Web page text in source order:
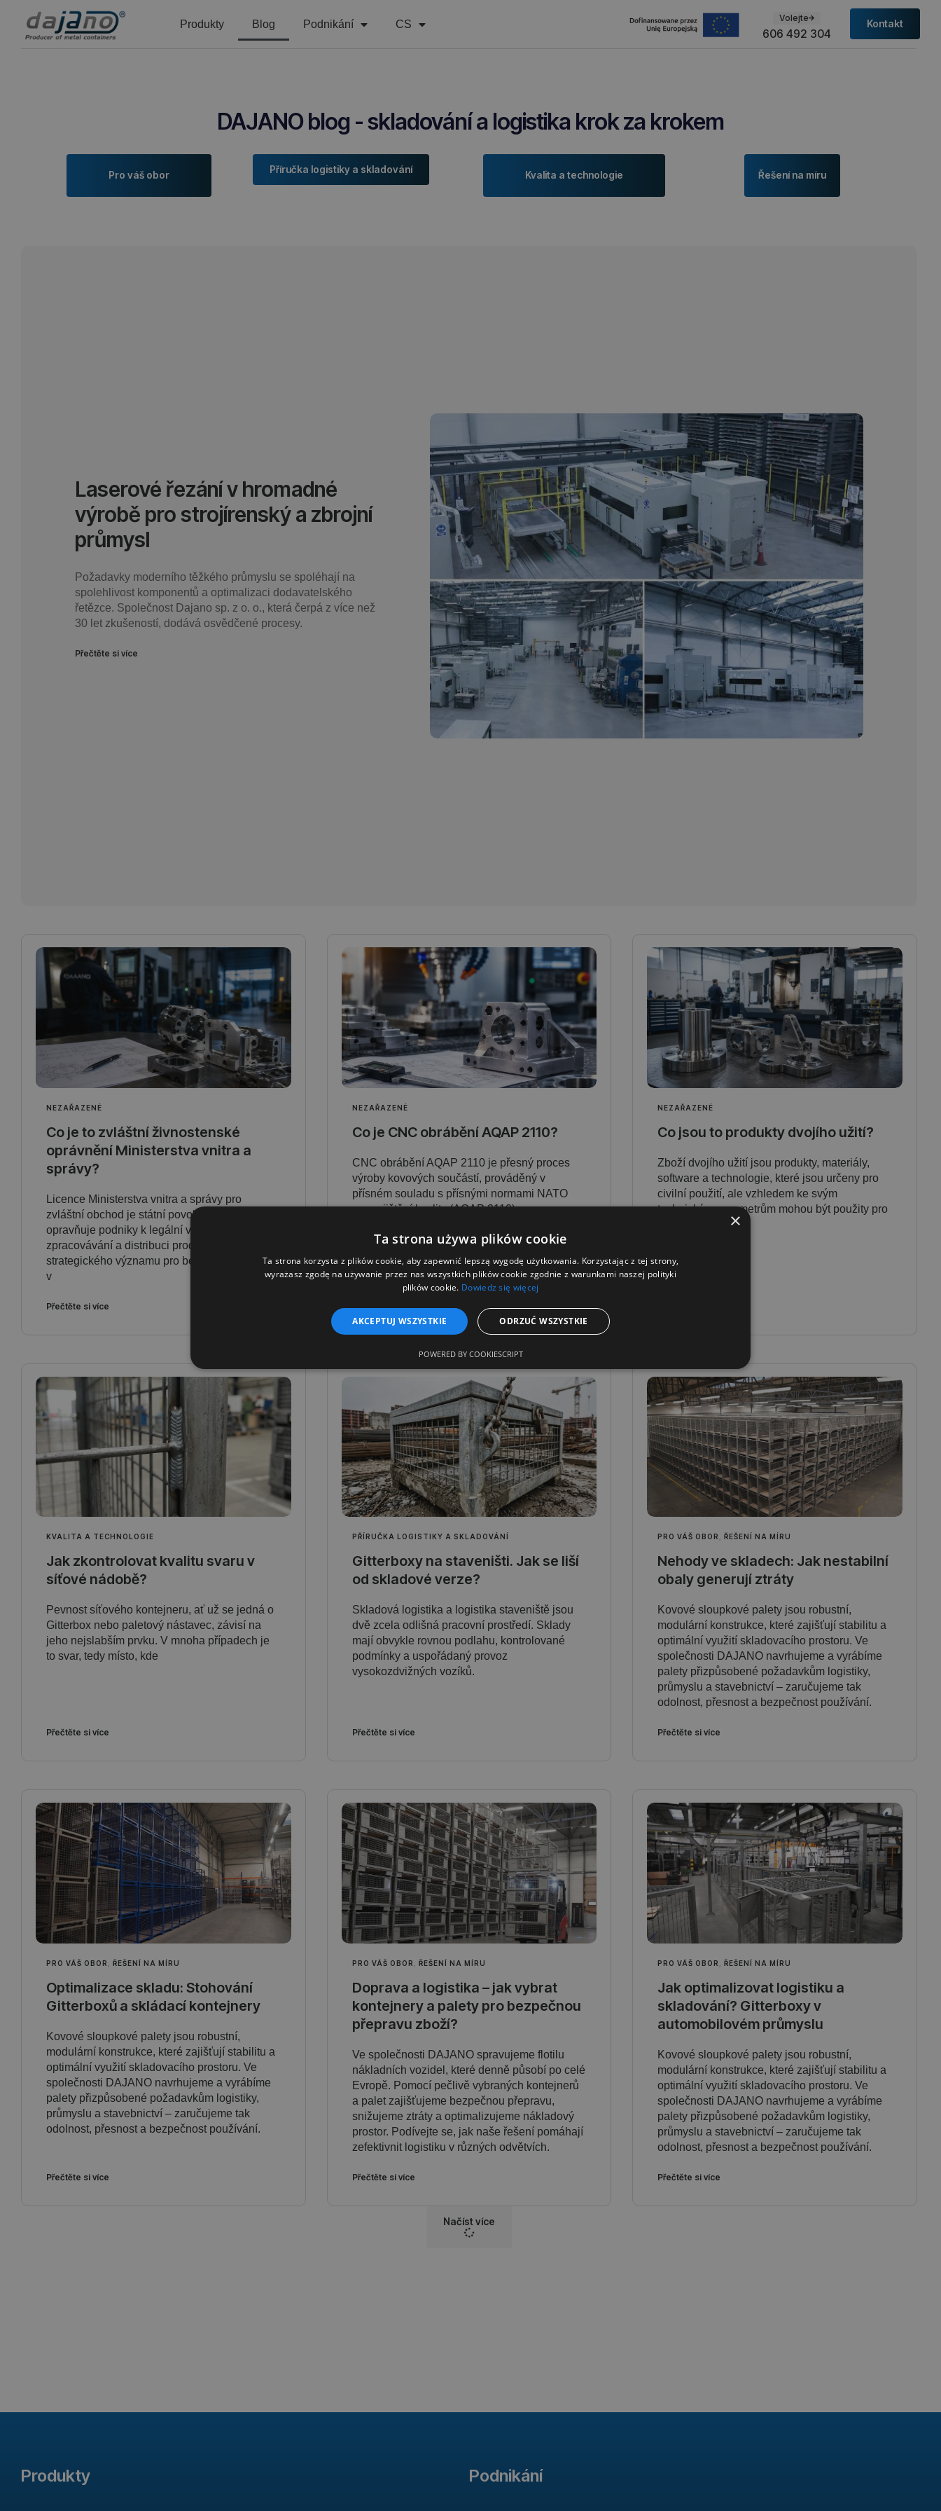
Produkty Blog Podnikání CS
Volejte
606 492 304
Kontakt
DAJANO blog - skladování a logistika krok za krokem
Pro váš obor Příručka logistiky a skladování Kvalita a technologie Řešení na míru
Laserové řezání v hromadné
výrobě pro strojírenský a zbrojní
průmysl
Požadavky moderního těžkého průmyslu se spoléhají na
spolehlivost komponentů a optimalizaci dodavatelského
řetězce. Společnost Dajano sp. z o. o., která čerpá z více než
30 let zkušeností, dodává osvědčené procesy.
Přečtěte si více
NEZAŘAZENÉ
Co je to zvláštní živnostenské
oprávnění Ministerstva vnitra a
správy?
Licence Ministerstva vnitra a správy pro
zvláštní obchod je státní povolení, které
opravňuje podniky k legální výrobě,
zpracovávání a distribuci produktů
strategického významu pro bezpečnost státu -
v
Přečtěte si více
NEZAŘAZENÉ
Co je CNC obrábění AQAP 2110?
CNC obrábění AQAP 2110 je přesný proces
výroby kovových součástí, prováděný v
přísném souladu s přísnými normami NATO
pro zajištění kvality (AQAP 2110).
Přečtěte si více
NEZAŘAZENÉ
Co jsou to produkty dvojího užití?
Zboží dvojího užití jsou produkty, materiály,
software a technologie, které jsou určeny pro
civilní použití, ale vzhledem ke svým
technickým parametrům mohou být použity pro
KVALITA A TECHNOLOGIE
Jak zkontrolovat kvalitu svaru v
síťové nádobě?
Pevnost síťového kontejneru, ať už se jedná o
Gitterbox nebo paletový nástavec, závisí na
jeho nejslabším prvku. V mnoha případech je
to svar, tedy místo, kde
Přečtěte si více
PŘÍRUČKA LOGISTIKY A SKLADOVÁNÍ
Gitterboxy na staveništi. Jak se liší
od skladové verze?
Skladová logistika a logistika staveniště jsou
dvě zcela odlišná pracovní prostředí. Sklady
mají obvykle rovnou podlahu, kontrolované
podmínky a uspořádaný provoz
vysokozdvižných vozíků.
Přečtěte si více
PRO VÁŠ OBOR ,ŘEŠENÍ NA MÍRU
Nehody ve skladech: Jak nestabilní
obaly generují ztráty
Kovové sloupkové palety jsou robustní,
modulární konstrukce, které zajišťují stabilitu a
optimální využití skladovacího prostoru. Ve
společnosti DAJANO navrhujeme a vyrábíme
palety přizpůsobené požadavkům logistiky,
průmyslu a stavebnictví – zaručujeme tak
odolnost, přesnost a bezpečnost používání.
Přečtěte si více
PRO VÁŠ OBOR ŘEŠENÍ NA MÍRU
Optimalizace skladu: Stohování
Gitterboxů a skládací kontejnery
Kovové sloupkové palety jsou robustní,
modulární konstrukce, které zajišťují stabilitu a
optimální využití skladovacího prostoru. Ve
společnosti DAJANO navrhujeme a vyrábíme
palety přizpůsobené požadavkům logistiky,
průmyslu a stavebnictví – zaručujeme tak
odolnost, přesnost a bezpečnost používání.
Přečtěte si více
PRO VÁŠ OBOR ŘEŠENÍ NA MÍRU
Doprava a logistika – jak vybrat
kontejnery a palety pro bezpečnou
přepravu zboží?
Ve společnosti DAJANO spravujeme flotilu
nákladních vozidel, které denně působí po celé
Evropě. Pomocí pečlivě vybraných kontejnerů
a palet zajišťujeme bezpečnou přepravu,
snižujeme ztráty a optimalizujeme nákladový
prostor. Podívejte se, jak naše řešení pomáhají
zefektivnit logistiku v různých odvětvích.
Přečtěte si více
PRO VÁŠ OBOR ,ŘEŠENÍ NA MÍRU
Jak optimalizovat logistiku a
skladování? Gitterboxy v
automobilovém průmyslu
Kovové sloupkové palety jsou robustní,
modulární konstrukce, které zajišťují stabilitu a
optimální využití skladovacího prostoru. Ve
společnosti DAJANO navrhujeme a vyrábíme
palety přizpůsobené požadavkům logistiky,
průmyslu a stavebnictví – zaručujeme tak
odolnost, přesnost a bezpečnost používání.
Přečtěte si více
Načíst více
Produkty Podnikání
×
Ta strona używa plików cookie
Ta strona korzysta z plików cookie, aby zapewnić lepszą wygodę użytkowania. Korzystając z tej strony,
wyrażasz zgodę na używanie przez nas wszystkich plików cookie zgodnie z warunkami naszej polityki
plików cookie. Dowiedz się więcej
AKCEPTUJ WSZYSTKIE ODRZUĆ WSZYSTKIE
POWERED BY COOKIESCRIPT